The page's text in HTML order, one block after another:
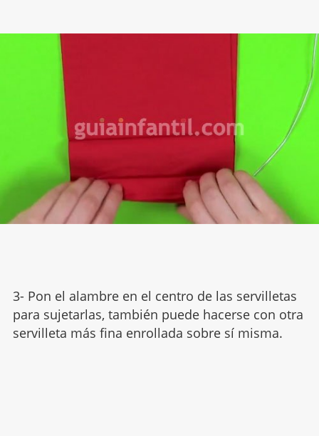
3- Pon el alambre en el centro de las servilletas
para sujetarlas, también puede hacerse con otra
servilleta más fina enrollada sobre sí misma.